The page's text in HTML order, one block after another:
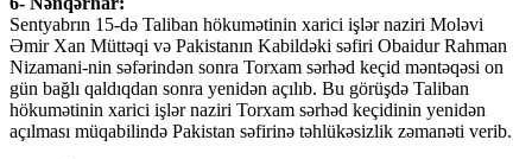
Sentyabrın 15-də Taliban hökumətinin xarici işlər naziri Moləvi
Əmir Xan Müttəqi və Pakistanın Kabildəki səfiri Obaidur Rahman
Nizamani-nin səfərindən sonra Torxam sərhəd keçid məntəqəsi on
gün bağlı qaldıqdan sonra yenidən açılıb. Bu görüşdə Taliban
hökumətinin xarici işlər naziri Torxam sərhəd keçidinin yenidən
açılması müqabilində Pakistan səfirinə təhlükəsizlik zəmanəti verib.